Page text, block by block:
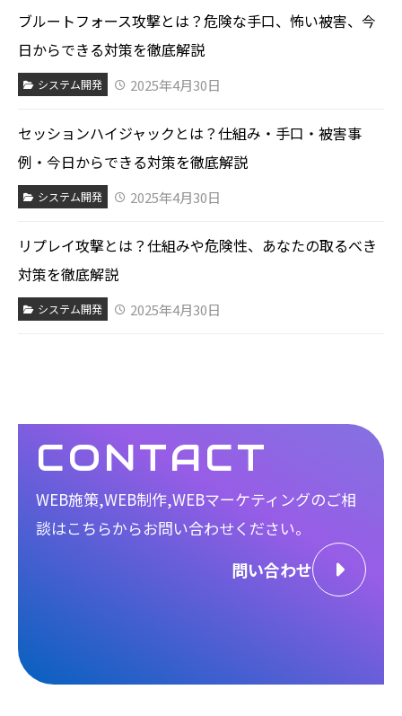
ブルートフォース攻撃とは？危険な手口、怖い被害、今
日からできる対策を徹底解説
システム開発 2025年4月30日
セッションハイジャックとは？仕組み・手口・被害事
例・今日からできる対策を徹底解説
システム開発 2025年4月30日
リプレイ攻撃とは？仕組みや危険性、あなたの取るべき
対策を徹底解説
システム開発 2025年4月30日
CONTACT
WEB施策,WEB制作,WEBマーケティングのご相
談はこちらからお問い合わせください。
問い合わせ